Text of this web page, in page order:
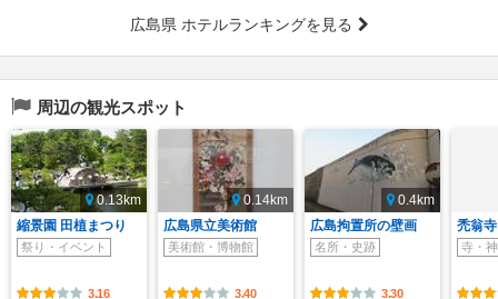
広島県 ホテルランキングを見る
周辺の観光スポット
0.13km
縮景園 田植まつり
祭り・イベント
3.16
0.14km
広島県立美術館
美術館・博物館
3.40
0.4km
広島拘置所の壁画
名所・史跡
3.30
禿翁寺
寺・